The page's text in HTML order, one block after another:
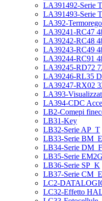
LA391492-Serie
LA391493-Serie
LA392-
LA39241-RC47
LA39242-RC48
LA39243-RC49
LA39244-RC91
LA39245-RD72
LA39246-RL35
LA39247-RX02
LA393-
LA394-CDC
LB2-Comepi
LB31-Key
LB32-Serie AP_T
LB33-Serie BM_E
LB34-Serie DM_F
LB35-Serie EM2G
LB36-Serie SP_K
LB37-Serie CM_E
LC2-
LC32-Effetto